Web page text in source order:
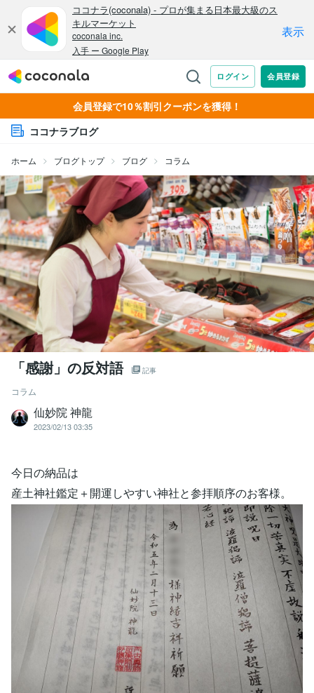
会員登録で10％割引クーポンを獲得！
ココナラブログ
ホーム ブログトップ ブログ コラム
「感謝」の反対語 記事
コラム
仙妙院 神龍
2023/02/13 03:35
今日の納品は
産土神社鑑定＋開運しやすい神社と参拝順序のお客様。